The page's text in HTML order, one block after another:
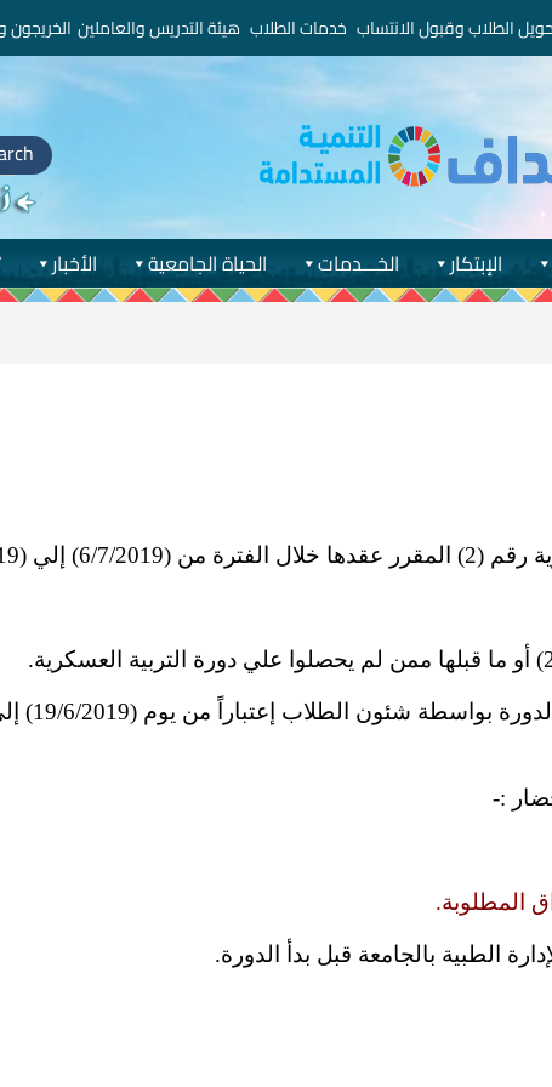
الطلاب وقبول الانتساب خدمات الطلاب هيئة التدريس والعاملين الخريجون
الأخبار الحياة الجامعية الخـــدمات الإبتكار
(18/7/2019)